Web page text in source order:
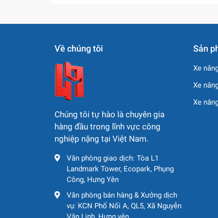
🔷Vì sao nên chọn
✅ Tiết kiệm chi phí vận hành nhờ động
✅ Thân thiện môi trường với tiêu chuẩn
✅ Dễ dàng bảo dưỡng, phụ tùng sẵn có.
✅ Độ bền cao, hoạt động ổn định trên
Về chúng tôi
Chúng tôi tự hào là chuyên gia
hàng đầu trong lĩnh vực công
nghiệp nặng tại Việt Nam.
Văn phòng giao dịch: Tòa L1
Landmark Tower, Ecopark, Phụng
Công, Hưng Yên
Văn phòng bán hàng & Xưởng dịch
vụ: KCN Phố Nối A, QL5, Xã Nguyễn
Sản
Xe
Xe
Xe